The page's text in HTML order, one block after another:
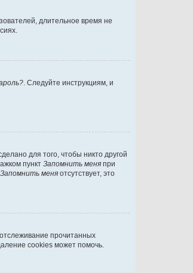
длительное время не
. Следуйте инструкциям, и
для того, чтобы никто другой
пункт Запомнить меня при
Запомнить меня отсутствует, это
прочитанных
cookies может помочь.